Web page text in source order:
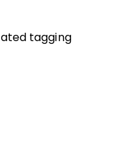
tagging